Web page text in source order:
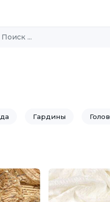
Гардины
Пальто Платья
Скатерти